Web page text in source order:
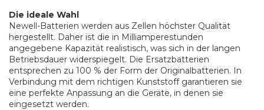
Die ideale Wahl
Newell-Batterien werden aus Zellen höchster Qualität
hergestellt. Daher ist die in Milliamperestunden
angegebene Kapazität realistisch, was sich in der langen
Betriebsdauer widerspiegelt. Die Ersatzbatterien
entsprechen zu 100 % der Form der Originalbatterien. In
Verbindung mit dem richtigen Kunststoff garantieren sie
eine perfekte Anpassung an die Geräte, in denen sie
eingesetzt werden.